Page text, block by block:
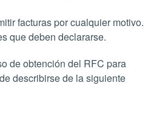
facturas por cualquier motivo.
que deben declararse.
de obtención del RFC para
describirse de la siguiente